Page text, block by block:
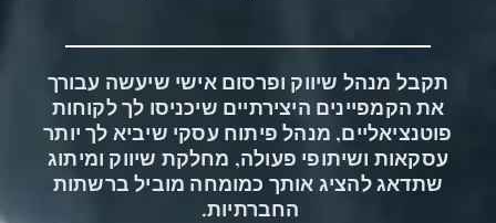
תקבל מנהל שיווק ופרסום אישי שיעשה עבורך
את הקמפיינים היצירתיים שיכניסו לך לקוחות
פוטנציאליים, מנהל פיתוח עסקי שיביא לך יותר
עסקאות ושיתופי פעולה, מחלקת שיווק ומיתוג
שתדאג להציג אותך כמומחה מוביל ברשתות
החברתיות.